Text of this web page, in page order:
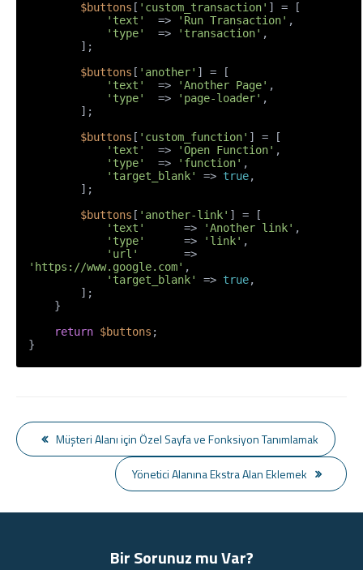
$buttons [ 'custom_transaction' ] = [
'text'
  =>
'Run Transaction' ,
'type'
  =>
'transaction' ,
$buttons [ 'another' ] = [
'text'
  =>
'Another Page' ,
'type'
  =>
'page-loader' ,
$buttons [ 'custom_function' ] = [
'text'
  =>
'Open Function' ,
'type'
  =>
'function' ,
'target_blank'
=> true,
$buttons [ 'another-link' ] = [
'text'
      =>
'Another link' ,
'type'
      =>
'link' ,
'url'
'https://www.google.com' ,
'target_blank'
=> true,
return $buttons ;
}
Müşteri Alanı için Özel Sayfa ve Fonksiyon Tanımlamak
Yönetici Alanına Ekstra Alan Eklemek
Bir Sorunuz mu Var?